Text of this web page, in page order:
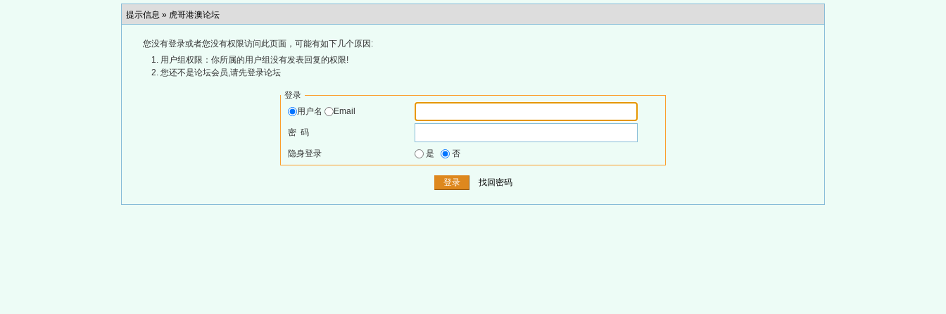
提示信息 » 虎哥港澳论坛
您没有登录或者您没有权限访问此页面，可能有如下几个原因:
用户组权限：你所属的用户组没有发表回复的权限!
您还不是论坛会员,请先登录论坛
登录
用户名
Email
密 码
隐身登录 是 否
找回密码